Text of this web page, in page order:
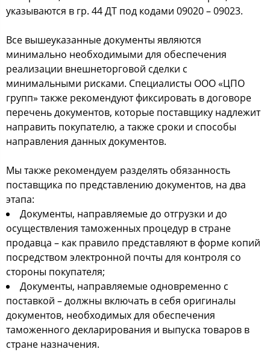
указываются в гр. 44 ДТ под кодами 09020 – 09023.
Все вышеуказанные документы являются
минимально необходимыми для обеспечения
реализации внешнеторговой сделки с
минимальными рисками. Специалисты ООО «ЦПО
групп» также рекомендуют фиксировать в договоре
перечень документов, которые поставщику надлежит
направить покупателю, а также сроки и способы
направления данных документов.
Мы также рекомендуем разделять обязанность
поставщика по представлению документов, на два
этапа:
Документы, направляемые до отгрузки и до
осуществления таможенных процедур в стране
продавца – как правило представляют в форме копий
посредством электронной почты для контроля со
стороны покупателя;
Документы, направляемые одновременно с
поставкой – должны включать в себя оригиналы
документов, необходимых для обеспечения
таможенного декларирования и выпуска товаров в
стране назначения.